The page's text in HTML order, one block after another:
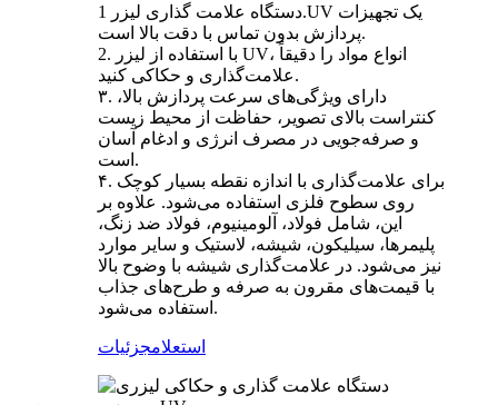
دستگاه علامت گذاری لیزر 1.UV یک تجهیزات
پردازش بدون تماس با دقت بالا است.
2. با استفاده از لیزر UV، انواع مواد را دقیقاً
علامت‌گذاری و حکاکی کنید.
۳. دارای ویژگی‌های سرعت پردازش بالا،
کنتراست بالای تصویر، حفاظت از محیط زیست
و صرفه‌جویی در مصرف انرژی و ادغام آسان
است.
۴. برای علامت‌گذاری با اندازه نقطه بسیار کوچک
روی سطوح فلزی استفاده می‌شود. علاوه بر
این، شامل فولاد، آلومینیوم، فولاد ضد زنگ،
پلیمرها، سیلیکون، شیشه، لاستیک و سایر موارد
نیز می‌شود. در علامت‌گذاری شیشه با وضوح بالا
با قیمت‌های مقرون به صرفه و طرح‌های جذاب
استفاده می‌شود.
استعلامجزئیات